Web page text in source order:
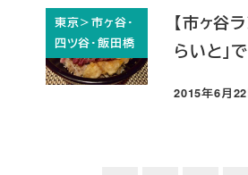
東京＞市ヶ谷・
四ツ谷・飯田橋
【市ヶ谷
らいと」
投稿日
2015年6月